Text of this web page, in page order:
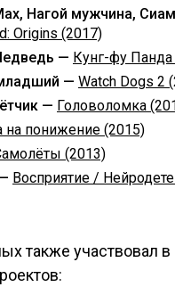
Нагой мужчина,
Origins (2017)
— Кунг-фу Панда
— Watch Dogs 2
— Головоломка
на понижение (2015)
(2013)
Восприятие /
также участвовал в